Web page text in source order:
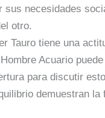
sus necesidades
otro.
Tauro tiene una
Acuario
para discutir
demuestran la